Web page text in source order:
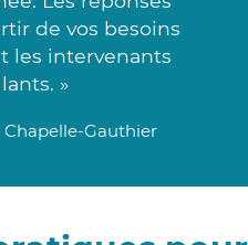
de vos besoins
les intervenants
»
Chapelle-Gauthier